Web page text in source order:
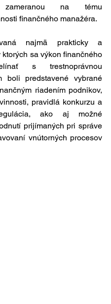
zameranou na tému
finančného manažéra.
najmä prakticky a
sa výkon finančného
s trestnoprávnou
boli predstavené vybrané
riadením podnikov,
pravidlá konkurzu a
ako aj možné
prijímaných pri správe
vnútorných procesov